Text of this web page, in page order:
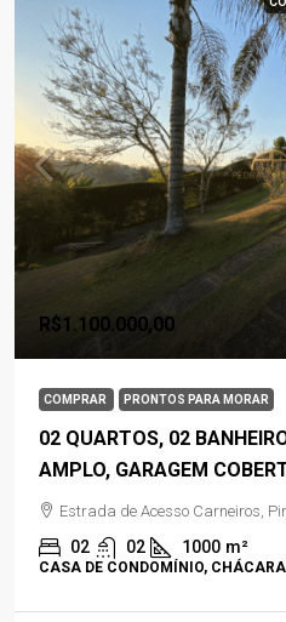
R$1.100.000,00
COMPRAR PRONTOS PARA MORAR
02 QUARTOS, 02
AMPLO, GARAGEM
Estrada de Acesso Carneiros,
02 02 1000 m²
CASA DE CONDOMÍNIO, CHÁCARA